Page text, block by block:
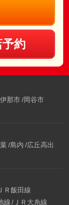
約
伊那市 岡谷市
島内 広丘高出
Ｒ飯田線
線
ＪＲ大糸線